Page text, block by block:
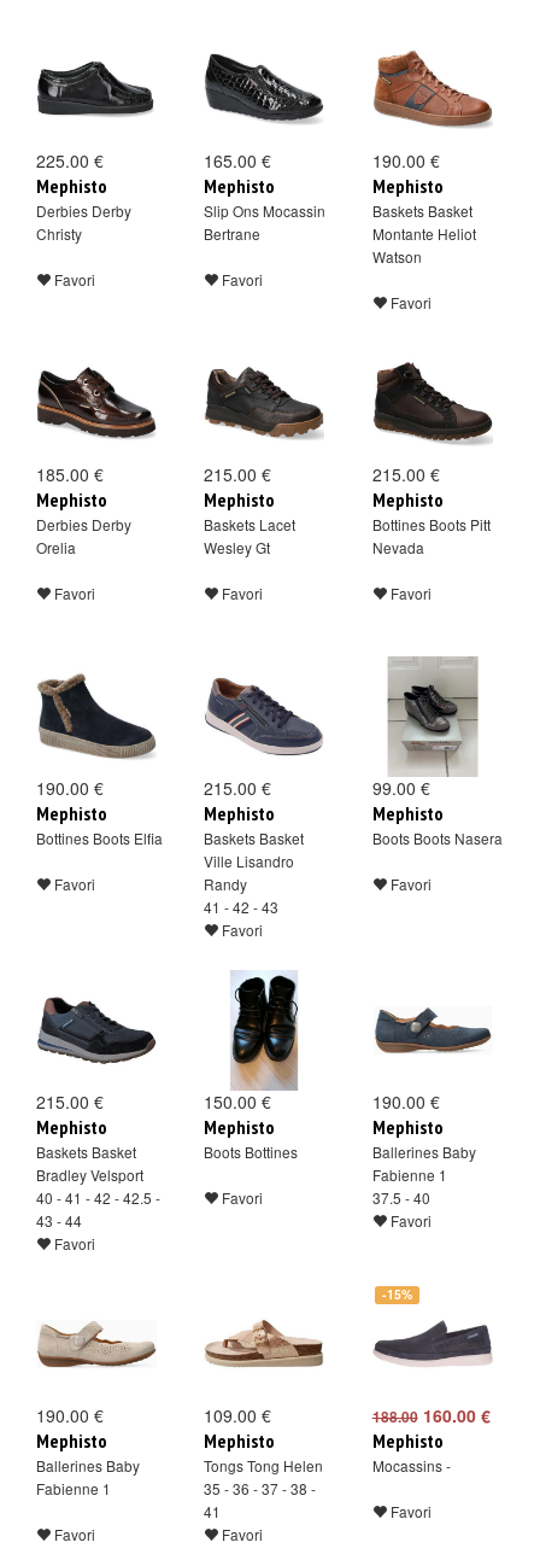
225.00 €
Mephisto
Derbies Derby
Christy
Favori
165.00 €
Mephisto
Slip Ons Mocassin
Bertrane
Favori
190.00 €
Mephisto
Baskets Basket
Montante Heliot
Watson
Favori
185.00 €
Mephisto
Derbies Derby
Orelia
Favori
215.00 €
Mephisto
Baskets Lacet
Wesley Gt
Favori
215.00 €
Mephisto
Bottines Boots Pitt
Nevada
Favori
190.00 €
Mephisto
Bottines Boots Elfia
Favori
215.00 €
Mephisto
Baskets Basket
Ville Lisandro
Randy
41 - 42 - 43
Favori
99.00 €
Mephisto
Boots Boots Nasera
Favori
215.00 €
Mephisto
Baskets Basket
Bradley Velsport
40 - 41 - 42 - 42.5 -
43 - 44
Favori
150.00 €
Mephisto
Boots Bottines
Favori
190.00 €
Mephisto
Ballerines Baby
Fabienne 1
37.5 - 40
Favori
190.00 €
Mephisto
Ballerines Baby
Fabienne 1
Favori
109.00 €
Mephisto
Tongs Tong Helen
35 - 36 - 37 - 38 -
41
Favori
-15%
188.00160.00 €
Mephisto
Mocassins -
Favori